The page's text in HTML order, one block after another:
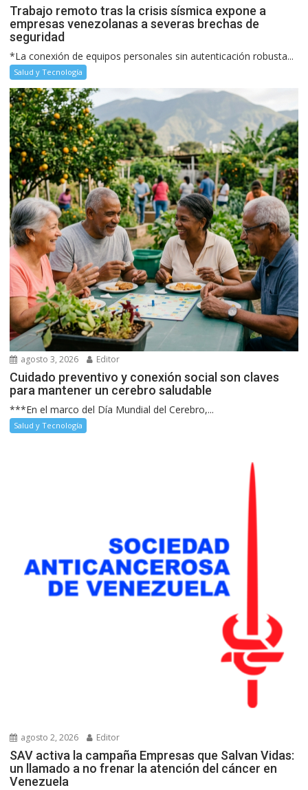
Trabajo remoto tras la crisis sísmica expone a
empresas venezolanas a severas brechas de
seguridad
*La conexión de equipos personales sin autenticación robusta...
Salud y Tecnología
agosto 3, 2026 Editor
Cuidado preventivo y conexión social son claves
para mantener un cerebro saludable
***En el marco del Día Mundial del Cerebro,...
Salud y Tecnología
agosto 2, 2026 Editor
SAV activa la campaña Empresas que Salvan Vidas:
un llamado a no frenar la atención del cáncer en
Venezuela